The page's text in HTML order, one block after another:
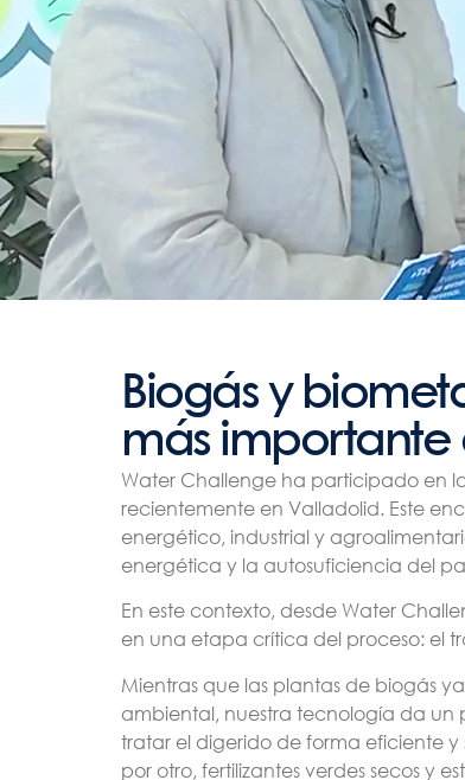
Biogás y
más importante
Water Challenge ha participado en
recientemente en Valladolid. Este
energético, industrial y
energética y la autosuficiencia del
En este contexto, desde Water
en una etapa crítica del proceso: el
Mientras que las plantas de biogás
ambiental, nuestra tecnología da un
tratar el digerido de forma eficiente
por otro, fertilizantes verdes secos y